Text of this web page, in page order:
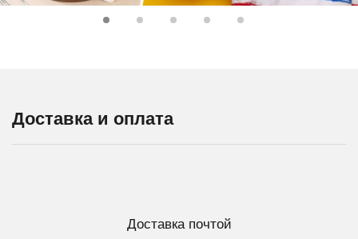
Доставка и оплата
Доставка почтой